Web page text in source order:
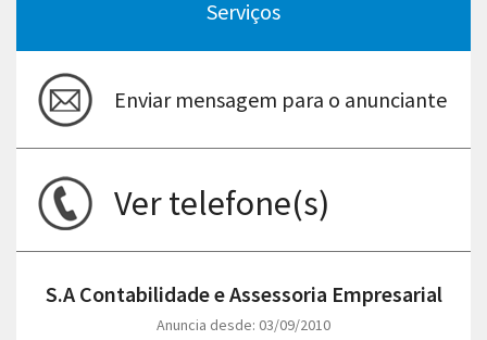
Serviços
Enviar mensagem para o anunciante
Ver telefone(s)
S.A Contabilidade e Assessoria Empresarial
Anuncia desde: 03/09/2010